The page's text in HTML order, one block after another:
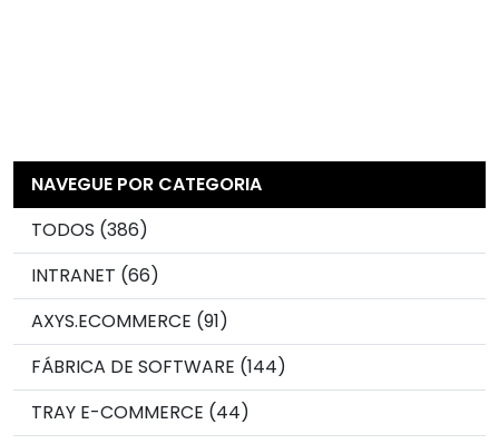
NAVEGUE POR CATEGORIA
TODOS (386)
INTRANET (66)
AXYS.ECOMMERCE (91)
FÁBRICA DE SOFTWARE (144)
TRAY E-COMMERCE (44)